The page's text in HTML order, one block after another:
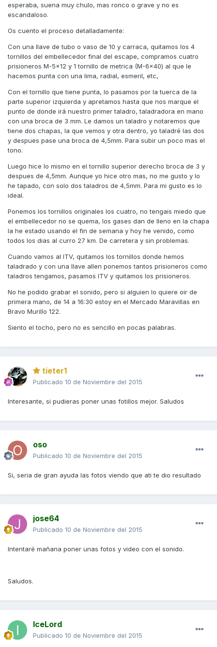
esperaba, suena muy chulo, mas ronco o grave y no es
escandaloso.
Os cuento el proceso detalladamente:
Con una llave de tubo o vaso de 10 y carraca, quitamos los 4
tornillos del embellecedor final del escape, compramos cuatro
prisioneros M-5x12 y 1 tornillo de metrica (M-6x40) al que le
hacemos punta con una lima, radial, esmeril, etc,
Con el tornillo que tiene punta, lo pasamos por la tuerca de la
parte superior izquierda y apretamos hasta que nos marque el
punto de donde irá nuestro primer taladro, taladradora en mano
con una broca de 3 mm. Le damos un taladro y notaremos que
tiene dos chapas, la que vemos y otra dentro, yo taladré las dos
y despues pase una broca de 4,5mm. Para subir un poco mas el
tono.
Luego hice lo mismo en el tornillo superior derecho broca de 3 y
despues de 4,5mm. Aunque yo hice otro mas, no me gusto y lo
he tapado, con solo dos taladros de 4,5mm. Para mi gusto es lo
ideal.
Ponemos los tornillos originales los cuatro, no tengais miedo que
el embellecedor no se quema, los gases dan de lleno en la chapa
la he estado usando el fin de semana y hoy he venido, como
todos los dias al curro 27 km. De carretera y sin problemas.
Cuando vamos al ITV, quitamos los tornillos donde hemos
taladrado y con una llave allen ponemos tantos prisioneros como
taladros tengamos, pasamos ITV y quitamos los prisioneros.
No he podido grabar el sonido, pero si alguien lo quiere oir de
primera mano, de 14 a 16:30 estoy en el Mercado Maravillas en
Bravo Murillo 122.
Siento el tocho, pero no es sencillo en pocas palabras.
tieter1
Publicado 10 de Noviembre del 2015
Interesante, si pudieras poner unas fotillos mejor. Saludos
oso
Publicado 10 de Noviembre del 2015
Si, seria de gran ayuda las fotos viendo que ati te dio resultado
jose64
Publicado 10 de Noviembre del 2015
Intentaré mañana poner unas fotos y video con el sonido.
Saludos.
IceLord
Publicado 10 de Noviembre del 2015